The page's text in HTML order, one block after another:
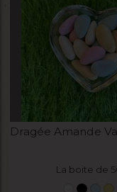
Dragée Amande
La boite de